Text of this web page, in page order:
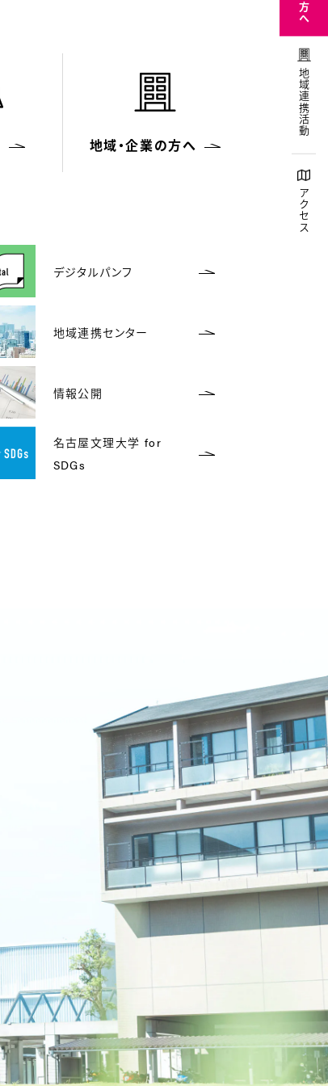
地域連携活動
アクセス
地域・企業の方へ
デジタルパンフ
地域連携センター
情報公開
名古屋文理大学 for
SDGs